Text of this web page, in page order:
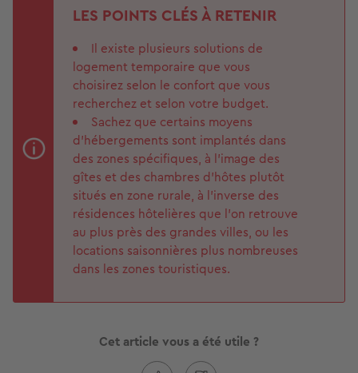
LES POINTS CLÉS À RETENIR
Il existe plusieurs solutions de
logement temporaire que vous
choisirez selon le confort que vous
recherchez et selon votre budget.
Sachez que certains moyens
d’hébergements sont implantés dans
des zones spécifiques, à l’image des
gîtes et des chambres d’hôtes plutôt
situés en zone rurale, à l’inverse des
résidences hôtelières que l’on retrouve
au plus près des grandes villes, ou les
locations saisonnières plus nombreuses
dans les zones touristiques.
Cet article vous a été utile ?